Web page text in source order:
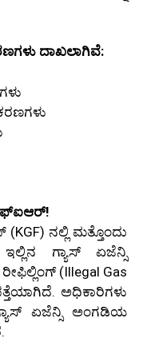
ದಾಖಲಾಗಿವೆ:
ನಲ್ಲಿ ಮತ್ತೊಂದು
ಗ್ಯಾಸ್ ಏಜೆನ್ಸಿ
(Illegal Gas
ಅಧಿಕಾರಿಗಳು
ಏಜೆನ್ಸಿ ಅಂಗಡಿಯ